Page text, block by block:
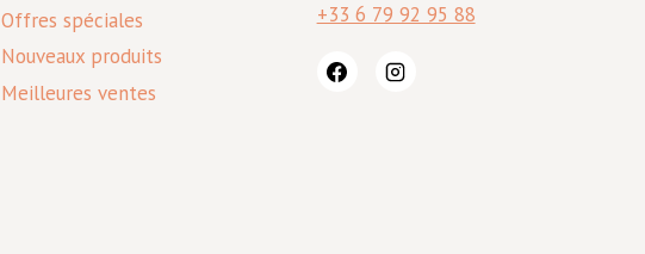
Offres spéciales
Nouveaux produits
Meilleures ventes
+33 6 79 92 95 88